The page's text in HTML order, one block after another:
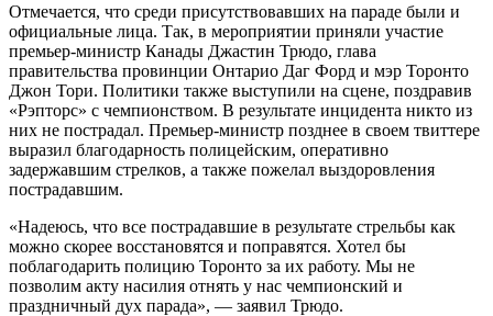
Отмечается, что среди присутствовавших на параде были и
официальные лица. Так, в мероприятии приняли участие
премьер-министр Канады Джастин Трюдо, глава
правительства провинции Онтарио Даг Форд и мэр Торонто
Джон Тори. Политики также выступили на сцене, поздравив
«Рэпторс» с чемпионством. В результате инцидента никто из
них не пострадал. Премьер-министр позднее в своем твиттере
выразил благодарность полицейским, оперативно
задержавшим стрелков, а также пожелал выздоровления
пострадавшим.
«Надеюсь, что все пострадавшие в результате стрельбы как
можно скорее восстановятся и поправятся. Хотел бы
поблагодарить полицию Торонто за их работу. Мы не
позволим акту насилия отнять у нас чемпионский и
праздничный дух парада», — заявил Трюдо.